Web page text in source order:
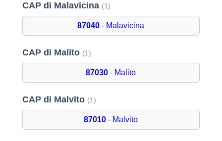
CAP di Malavicina (1)
87040 - Malavicina
CAP di Malito (1)
87030 - Malito
CAP di Malvito (1)
87010 - Malvito